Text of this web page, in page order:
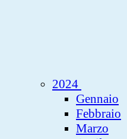
2024
Gennaio
Febbraio
Marzo